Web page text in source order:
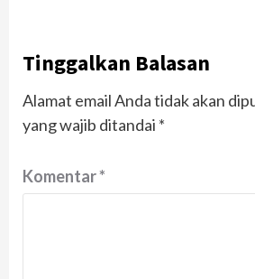
Tinggalkan Balasan
Alamat email Anda tidak akan
yang wajib ditandai *
Komentar*